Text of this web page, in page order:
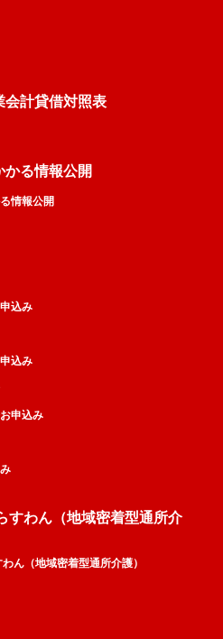
会計貸借対照表
る情報公開
情報公開
込み
込み
申込み
すわん（地域密着型通所介
ん（地域密着型通所介護）